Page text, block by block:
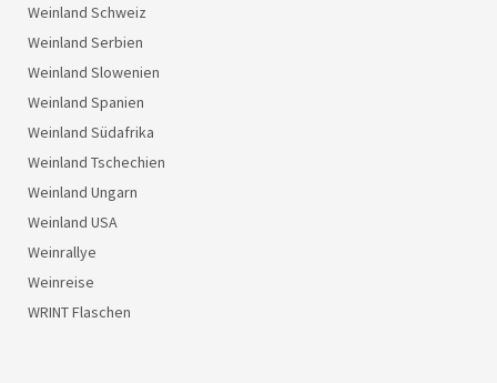
Weinland Schweiz
Weinland Serbien
Weinland Slowenien
Weinland Spanien
Weinland Südafrika
Weinland Tschechien
Weinland Ungarn
Weinland USA
Weinrallye
Weinreise
WRINT Flaschen